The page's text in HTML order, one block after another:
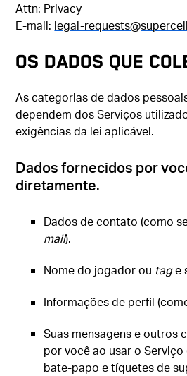
Attn: Privacy
E-mail: legal-
OS DADOS QUE
As categorias de dados
dependem dos Serviços
exigências da lei aplicável.
Dados fornecidos por
diretamente.
Dados de contato (como
mail).
Nome do jogador ou tage
Informações de perfil
Suas mensagens e outros
por você ao usar o
bate-papo e tíquetes de